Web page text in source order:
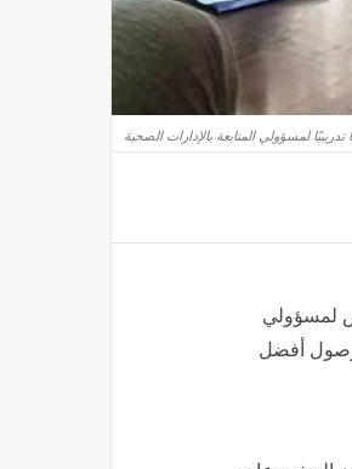
لمسؤولي المتابعة بالإدارات الصحية
لمسؤولي
وصول أفضل